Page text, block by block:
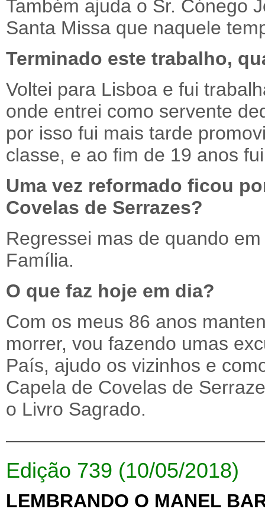
Também ajuda o Sr. Cónego
Santa Missa que naquele
Terminado este trabalho,
Voltei para Lisboa e fui
onde entrei como servente
por isso fui mais tarde
classe, e ao fim de 19 anos
Uma vez reformado ficou
Covelas de Serrazes?
Regressei mas de quando
Família.
O que faz hoje em dia?
Com os meus 86 anos
morrer, vou fazendo umas
País, ajudo os vizinhos e
Capela de Covelas de
o Livro Sagrado.
Edição 739 (10/05/2018)
LEMBRANDO O MANEL